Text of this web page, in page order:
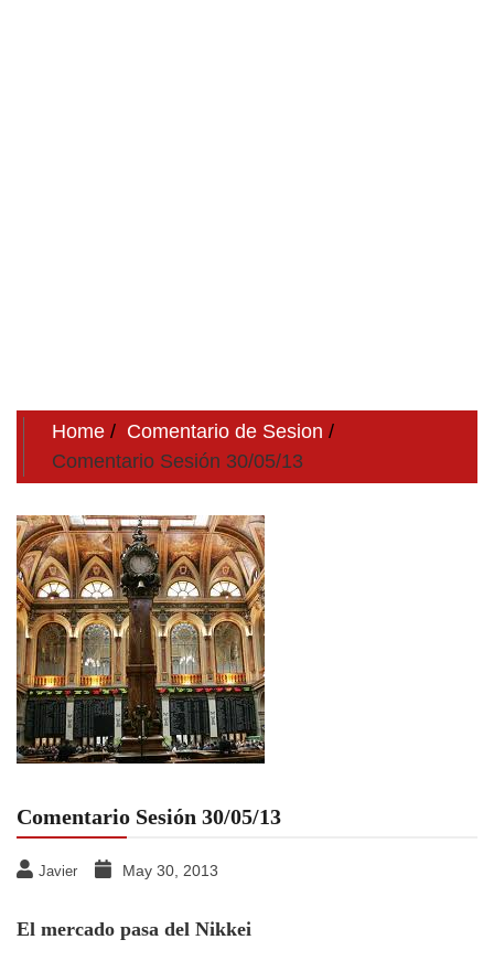
Home
Comentario de Sesion
Comentario Sesión 30/05/13
Comentario Sesión 30/05/13
Javier May 30, 2013
El mercado pasa del Nikkei